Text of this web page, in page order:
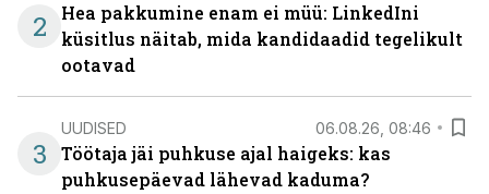
2
Hea pakkumine enam ei müü: LinkedIni
küsitlus näitab, mida kandidaadid tegelikult
ootavad
3
UUDISED 06.08.26, 08:46
Töötaja jäi puhkuse ajal haigeks: kas
puhkusepäevad lähevad kaduma?